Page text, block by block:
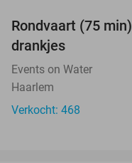
Rondvaart (75
drankjes
Events on Water
Haarlem
Verkocht: 468